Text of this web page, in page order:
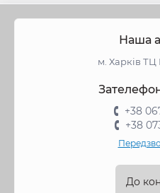
Наша
м. Харків
+38
+38
До